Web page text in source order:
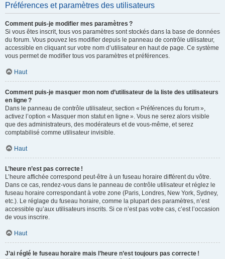
Préférences et paramètres des utilisateurs
Comment puis-je modifier mes paramètres ?
Si vous êtes inscrit, tous vos paramètres sont stockés dans la base de données
du forum. Vous pouvez les modifier depuis le panneau de contrôle utilisateur,
accessible en cliquant sur votre nom d’utilisateur en haut de page. Ce système
vous permet de modifier tous vos paramètres et préférences.
Haut
Comment puis-je masquer mon nom d’utilisateur de la liste des utilisateurs
en ligne ?
Dans le panneau de contrôle utilisateur, section « Préférences du forum »,
activez l’option « Masquer mon statut en ligne ». Vous ne serez alors visible
que des administrateurs, des modérateurs et de vous-même, et serez
comptabilisé comme utilisateur invisible.
Haut
L’heure n’est pas correcte !
L’heure affichée correspond peut-être à un fuseau horaire différent du vôtre.
Dans ce cas, rendez-vous dans le panneau de contrôle utilisateur et réglez le
fuseau horaire correspondant à votre zone (Paris, Londres, New York, Sydney,
etc.). Le réglage du fuseau horaire, comme la plupart des paramètres, n’est
accessible qu’aux utilisateurs inscrits. Si ce n’est pas votre cas, c’est l’occasion
de vous inscrire.
Haut
J’ai réglé le fuseau horaire mais l’heure n’est toujours pas correcte !